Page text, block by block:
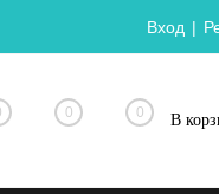
Вход
0 0 В